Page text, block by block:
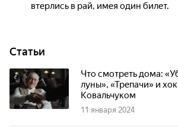
втерлись в рай, имея один билет.
Статьи
Что смотреть дома:
луны», «Трепачи» и
Ковальчуком
11 января 2024